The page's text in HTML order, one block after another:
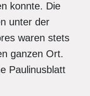
konnte. Die
unter der
waren stets
ganzen Ort.
Paulinusblatt